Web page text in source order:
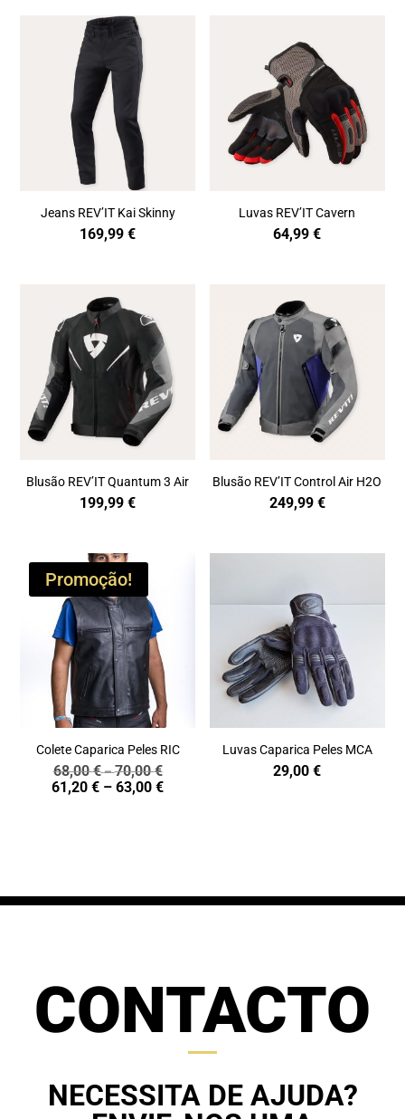
Jeans REV’IT Kai Skinny
169,99€
Luvas REV’IT Cavern
64,99€
Blusão REV’IT Quantum 3 Air
199,99€
Blusão REV’IT Control Air H2O
249,99 €
Promoção!
Colete Caparica Peles RIC
68,00€–70,00€Price
range:
61,20€ – 63,00€Price
Luvas Caparica Peles MCA
29,00€
CONTACTO
NECESSITA DE AJUDA?